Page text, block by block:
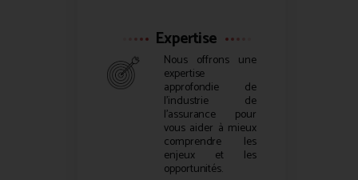
Expertise
Nous offrons une
expertise
approfondie de
l’industrie de
l’assurance pour
vous aider à mieux
comprendre les
enjeux et les
opportunités.